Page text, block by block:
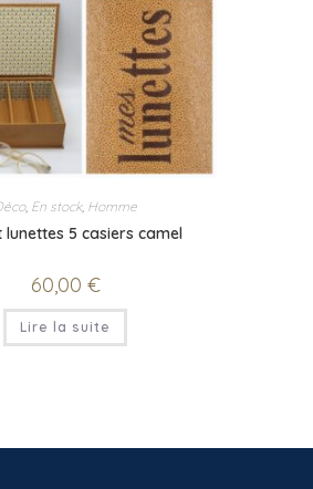
, En stock, Homme
5 casiers camel
60,00 €
Lire la suite